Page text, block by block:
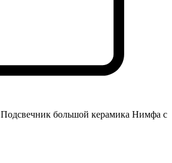
Подсвечник большой керамика Нимфа с